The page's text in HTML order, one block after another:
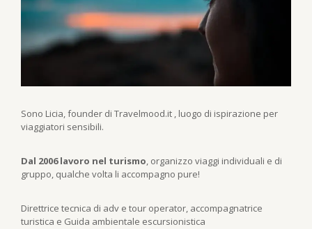
Sono Licia, founder di Travelmood.it , luogo di ispirazione per
viaggiatori sensibili.
Dal 2006 lavoro nel turismo, organizzo viaggi individuali e di
gruppo, qualche volta li accompagno pure!
Direttrice tecnica di adv e tour operator, accompagnatrice
turistica e Guida ambientale escursionistica